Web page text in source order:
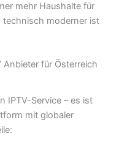
mehr Haushalte für
technisch moderner ist
Anbieter für Österreich
IPTV-Service – es ist
mit globaler